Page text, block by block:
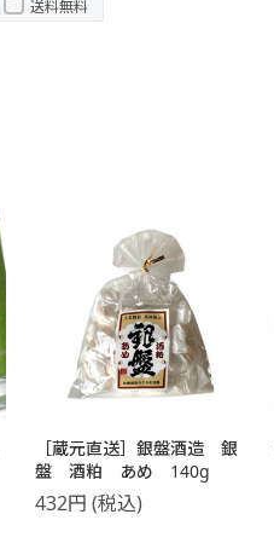
送料無料
［蔵元直送］銀盤酒造 銀
盤 酒粕 あめ 140g
432円 (税込)